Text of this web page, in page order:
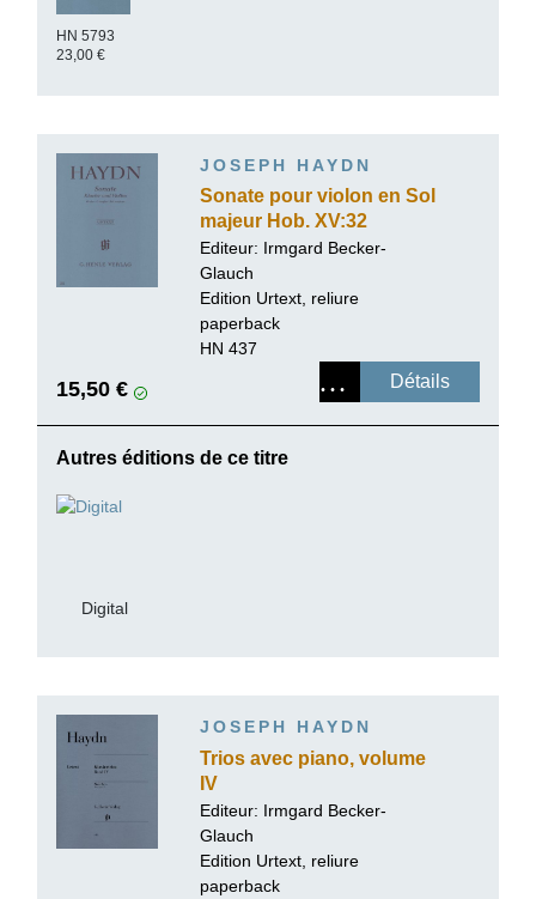
HN 5793
23,00 €
JOSEPH HAYDN
Sonate pour violon en Sol
majeur Hob. XV:32
Editeur: Irmgard Becker-
Glauch
Edition Urtext, reliure
paperback
HN 437
15,50 € Détails
Autres éditions de ce titre
Digital
JOSEPH HAYDN
Trios avec piano, volume
IV
Editeur: Irmgard Becker-
Glauch
Edition Urtext, reliure
paperback